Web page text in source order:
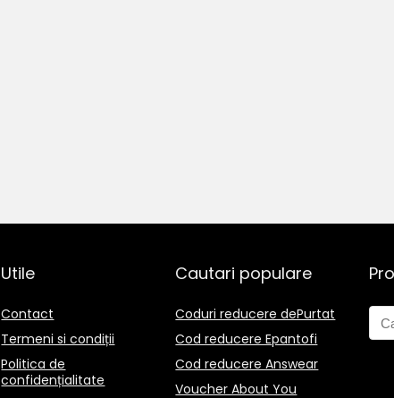
Utile
Contact
Termeni si condiții
Politica de
confidențialitate
Cautari populare
Coduri reducere dePurtat
Cod reducere Epantofi
Cod reducere Answear
Voucher About You